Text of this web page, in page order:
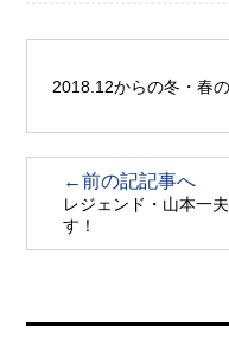
2018.12からの冬・春
←前の記記事へ
レジェンド・山本一
す！